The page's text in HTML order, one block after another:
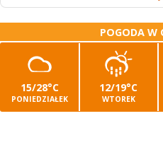
POGODA W
15/28°C
PONIEDZIAŁEK
12/19°C
WTOREK